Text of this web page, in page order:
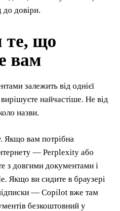
до довіри.
те, що
вам
залежить від однієї
найчастіше. Не від
назви.
Якщо вам потрібна
— Perplexity або
з довгими документами і
Якщо ви сидите в браузері
— Copilot вже там
безкоштовний у